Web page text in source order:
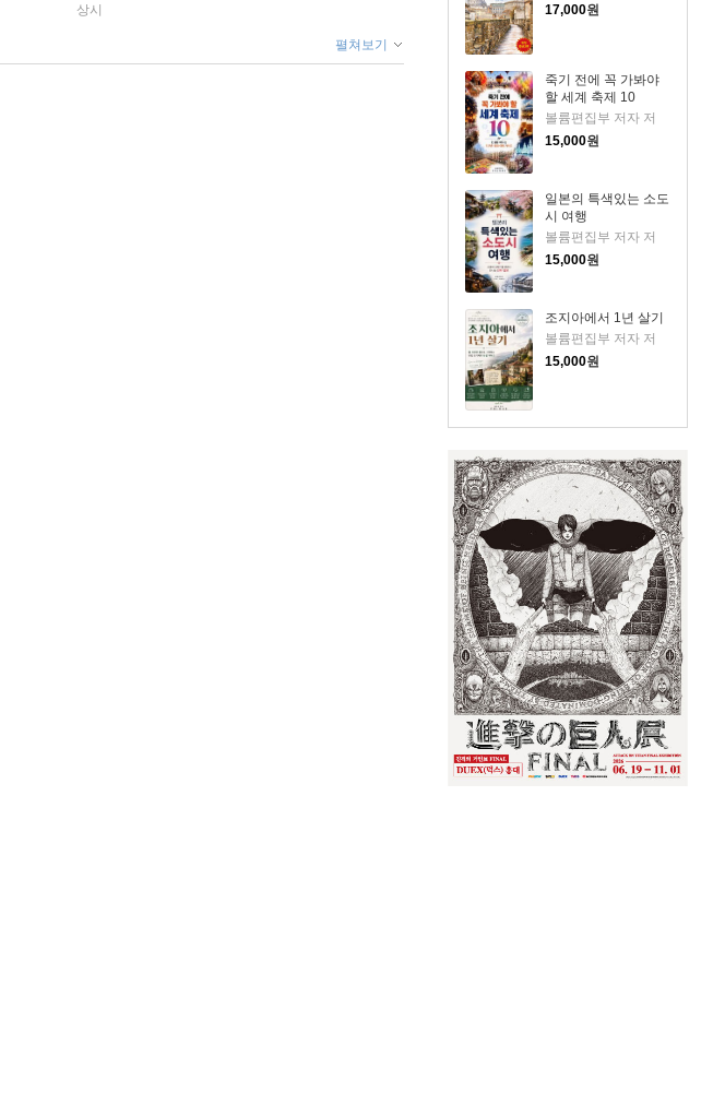
17,000원
죽기 전에 꼭 가봐야
할 세계 축제 10
볼륨편집부 저자 저
15,000원
일본의 특색있는 소도
시 여행
볼륨편집부 저자 저
15,000원
조지아에서 1년 살기
볼륨편집부 저자 저
15,000원
상시
펼쳐보기